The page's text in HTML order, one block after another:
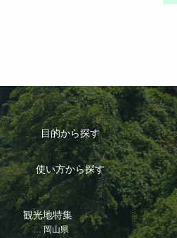
目的から探す
使い方から探す
観光地特集
岡山県